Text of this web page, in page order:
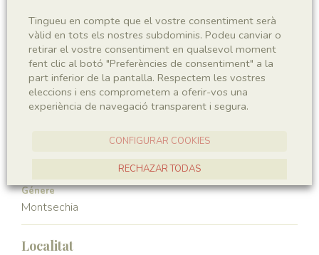
Regne
Plantae
Phyllum
Spermatophyta
Subphyllum
Angiospermae
Classe
Magnoliopsida
Familia
Génere
Montsechia
Localitat
Tingueu en compte que el vostre consentiment serà
vàlid en tots els nostres subdominis. Podeu canviar o
retirar el vostre consentiment en qualsevol moment
fent clic al botó "Preferències de consentiment" a la
part inferior de la pantalla. Respectem les vostres
eleccions i ens comprometem a oferir-vos una
experiència de navegació transparent i segura.
CONFIGURAR COOKIES
RECHAZAR TODAS
ACCEPTAR TOTES